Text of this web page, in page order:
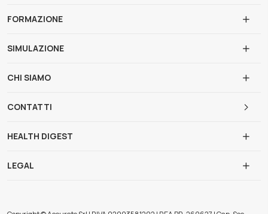
FORMAZIONE
SIMULAZIONE
CHI SIAMO
CONTATTI
HEALTH DIGEST
LEGAL